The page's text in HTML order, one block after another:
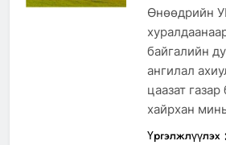
Өнөөдрийн
байгалийн
ангилал
цаазат
хайрхан
Үргэлжлүүлэх